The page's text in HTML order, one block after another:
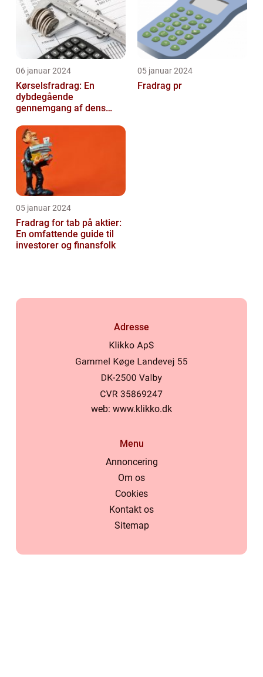
06 januar 2024
Kørselsfradrag: En
dybdegående
gennemgang af dens
over tid
05 januar 2024
Fradrag pr
05 januar 2024
Fradrag for tab på aktier:
En omfattende guide til
investorer og finansfolk
Adresse
web: www.klikko.dk
Menu
Annoncering
Om os
Cookies
Kontakt os
Sitemap